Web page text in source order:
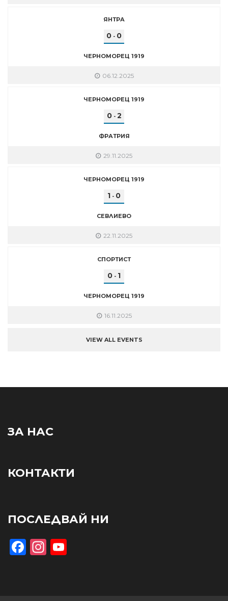
ЯНТРА
0 - 0
ЧЕРНОМОРЕЦ 1919
06.12.2025
ЧЕРНОМОРЕЦ 1919
0- 2
ФРАТРИЯ
29.11.2025
ЧЕРНОМОРЕЦ 1919
1 - 0
СЕВЛИЕВО
22.11.2025
СПОРТИСТ
0 - 1
ЧЕРНОМОРЕЦ 1919
16.11.2025
VIEW ALL EVENTS
ЗА НАС
КОНТАКТИ
ПОСЛЕДВАЙ НИ
Facebook
Instagram